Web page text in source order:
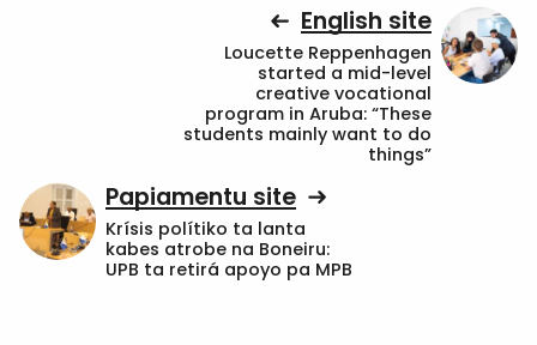
English site
Loucette Reppenhagen
started a mid-level
creative vocational
program in Aruba: “These
students mainly want to do
things”
Papiamentu site
Krísis polítiko ta lanta
kabes atrobe na Boneiru:
UPB ta retirá apoyo pa MPB